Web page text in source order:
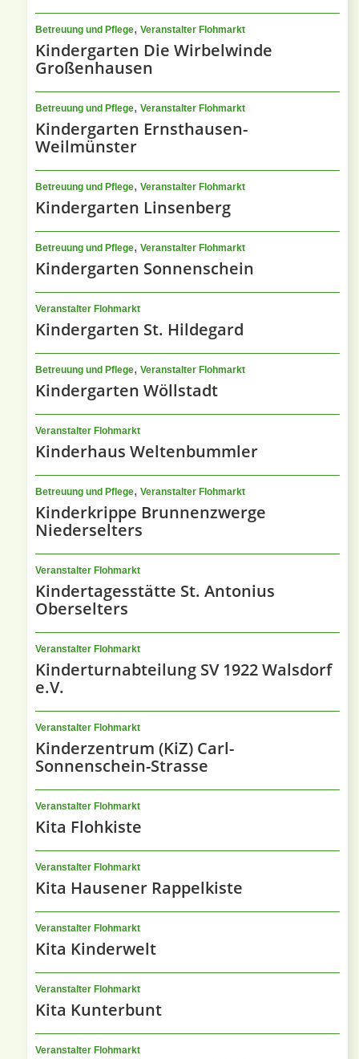
Betreuung und Pflege, Veranstalter Flohmarkt
Kindergarten Die Wirbelwinde
Großenhausen
Betreuung und Pflege, Veranstalter Flohmarkt
Kindergarten Ernsthausen-
Weilmünster
Betreuung und Pflege, Veranstalter Flohmarkt
Kindergarten Linsenberg
Betreuung und Pflege, Veranstalter Flohmarkt
Kindergarten Sonnenschein
Veranstalter Flohmarkt
Kindergarten St. Hildegard
Betreuung und Pflege, Veranstalter Flohmarkt
Kindergarten Wöllstadt
Veranstalter Flohmarkt
Kinderhaus Weltenbummler
Betreuung und Pflege, Veranstalter Flohmarkt
Kinderkrippe Brunnenzwerge
Niederselters
Veranstalter Flohmarkt
Kindertagesstätte St. Antonius
Oberselters
Veranstalter Flohmarkt
Kinderturnabteilung SV 1922 Walsdorf
e.V.
Veranstalter Flohmarkt
Kinderzentrum (KiZ) Carl-
Sonnenschein-Strasse
Veranstalter Flohmarkt
Kita Flohkiste
Veranstalter Flohmarkt
Kita Hausener Rappelkiste
Veranstalter Flohmarkt
Kita Kinderwelt
Veranstalter Flohmarkt
Kita Kunterbunt
Veranstalter Flohmarkt